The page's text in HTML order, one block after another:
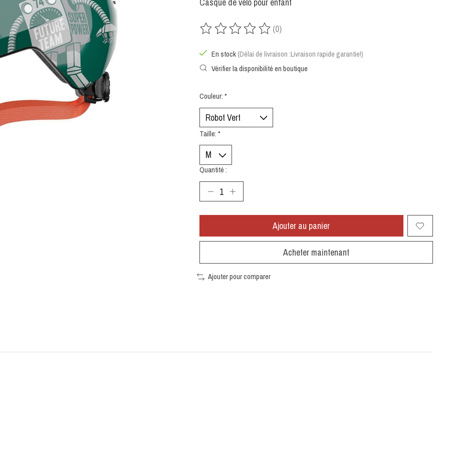
Ce produit est évalué à0
(0)
En stock (Délai de livraison :Livraison rapide garantie!)
Vérifier la disponibilité en boutique
Couleur: *
Taille: *
Quantité :
Ajouter au panier
Acheter maintenant
Ajouter pour comparer